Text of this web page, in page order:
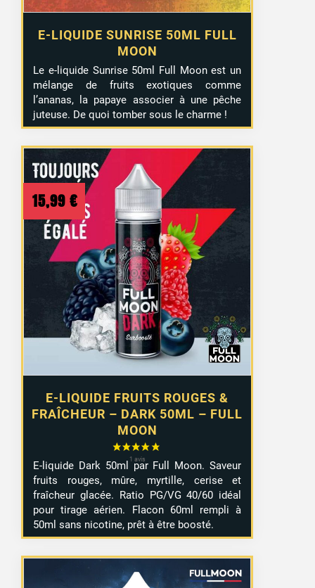
E-LIQUIDE SUNRISE 50ML FULL
MOON
Le e-liquide Sunrise 50ml Full Moon est un
mélange de fruits exotiques comme
l’ananas, la papaye associer à une pêche
juteuse. De quoi tomber sous le charme !
E-LIQUIDE FRUITS ROUGES &
FRAÎCHEUR – DARK 50ML – FULL
MOON
15,99 €
E-liquide Dark 50ml par Full Moon. Saveur
fruits rouges, mûre, myrtille, cerise et
fraîcheur glacée. Ratio PG/VG 40/60 idéal
pour tirage aérien. Flacon 60ml rempli à
50ml sans nicotine, prêt à être boosté.